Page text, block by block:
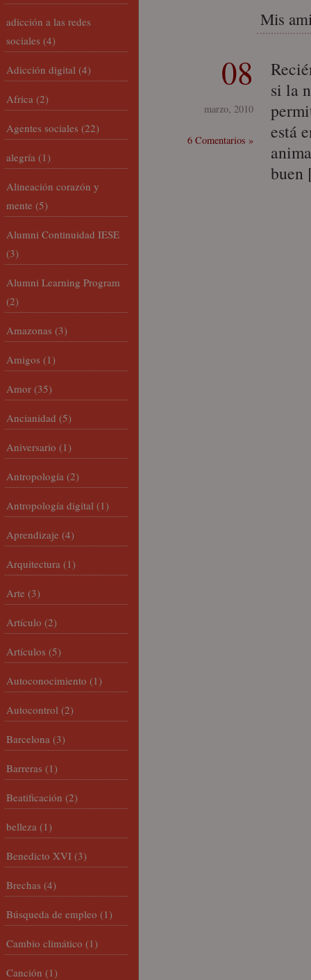
Mis
08
marzo, 2010
6 Comentarios »
si la
está
adicción a las redes
sociales (4)
Adicción digital (4)
Africa (2)
Agentes sociales (22)
alegría (1)
Alineación corazón y
mente (5)
Alumni Continuidad IESE
(3)
Alumni Learning Program
(2)
Amazonas (3)
Amigos (1)
Amor (35)
Ancianidad (5)
Aniversario (1)
Antropología (2)
Antropología digital (1)
Aprendizaje (4)
Arquitectura (1)
Arte (3)
Artículo (2)
Artículos (5)
Autoconocimiento (1)
Autocontrol (2)
Barcelona (3)
Barreras (1)
Beatificación (2)
belleza (1)
Benedicto XVI (3)
Brechas (4)
Búsqueda de empleo (1)
Cambio climático (1)
Canción (1)